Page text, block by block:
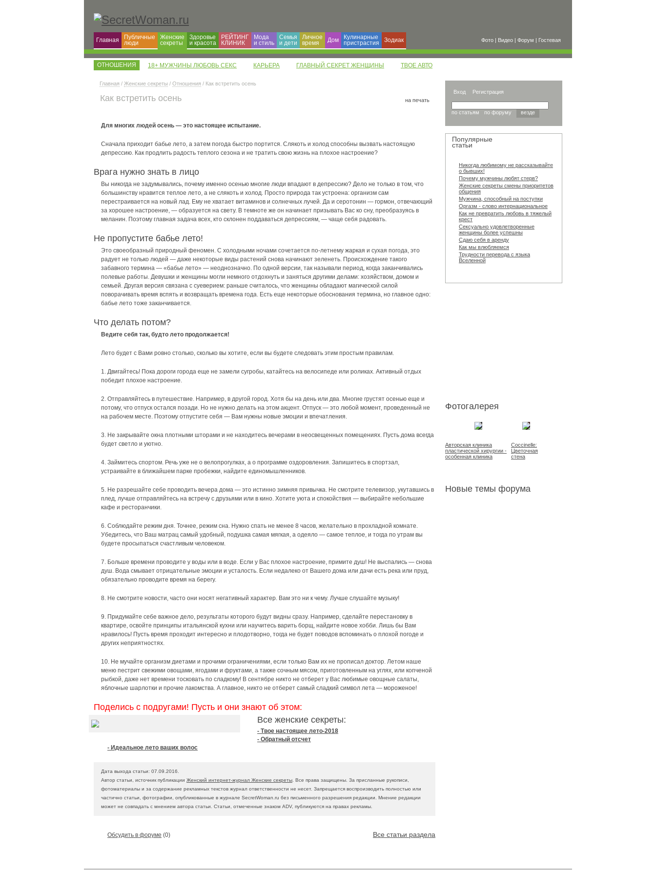
Главная
Публичные
люди
Женские
секреты
Здоровье
и красота
РЕЙТИНГ
КЛИНИК
Мода
и cтиль
Семья
и дети
Личное
время
Дом
Кулинарные
пристрастия
Зодиак Фото | Видео | Форум | Гостевая
ОТНОШЕНИЯ 18+ МУЖЧИНЫ ЛЮБОВЬ СЕКС КАРЬЕРА ГЛАВНЫЙ СЕКРЕТ ЖЕНЩИНЫ ТВОЕ АВТО
Главная / Женские секреты / Отношения / Как встретить осень
Как встретить осень на печать
Для многих людей осень — это настоящее испытание.
Сначала приходит бабье лето, а затем погода быстро портится. Слякоть и холод способны вызвать настоящую
депрессию. Как продлить радость теплого сезона и не тратить свою жизнь на плохое настроение?
Врага нужно знать в лицо
Вы никогда не задумывались, почему именно осенью многие люди впадают в депрессию? Дело не только в том, что
большинству нравится теплое лето, а не слякоть и холод. Просто природа так устроена: организм сам
перестраивается на новый лад. Ему не хватает витаминов и солнечных лучей. Да и серотонин — гормон, отвечающий
за хорошее настроение, — образуется на свету. В темноте же он начинает призывать Вас ко сну, преобразуясь в
меланин. Поэтому главная задача всех, кто склонен поддаваться депрессиям, — чаще себя радовать.
Не пропустите бабье лето!
Это своеобразный природный феномен. С холодными ночами сочетается по-летнему жаркая и сухая погода, это
радует не только людей — даже некоторые виды растений снова начинают зеленеть. Происхождение такого
забавного термина — «бабье лето» — неоднозначно. По одной версии, так называли период, когда заканчивались
полевые работы. Девушки и женщины могли немного отдохнуть и заняться другими делами: хозяйством, домом и
семьей. Другая версия связана с суеверием: раньше считалось, что женщины обладают магической силой
поворачивать время вспять и возвращать времена года. Есть еще некоторые обоснования термина, но главное одно:
бабье лето тоже заканчивается.
Что делать потом?
Ведите себя так, будто лето продолжается!
Лето будет с Вами ровно столько, сколько вы хотите, если вы будете следовать этим простым правилам.
1. Двигайтесь! Пока дороги города еще не замели сугробы, катайтесь на велосипеде или роликах. Активный отдых
победит плохое настроение.
2. Отправляйтесь в путешествие. Например, в другой город. Хотя бы на день или два. Многие грустят осенью еще и
потому, что отпуск остался позади. Но не нужно делать на этом акцент. Отпуск — это любой момент, проведенный не
на рабочем месте. Поэтому отпустите себя — Вам нужны новые эмоции и впечатления.
3. Не закрывайте окна плотными шторами и не находитесь вечерами в неосвещенных помещениях. Пусть дома всегда
будет светло и уютно.
4. Займитесь спортом. Речь уже не о велопрогулках, а о программе оздоровления. Запишитесь в спортзал,
устраивайте в ближайшем парке пробежки, найдите единомышленников.
5. Не разрешайте себе проводить вечера дома — это истинно зимняя привычка. Не смотрите телевизор, укутавшись в
плед, лучше отправляйтесь на встречу с друзьями или в кино. Хотите уюта и спокойствия — выбирайте небольшие
кафе и ресторанчики.
6. Соблюдайте режим дня. Точнее, режим сна. Нужно спать не менее 8 часов, желательно в прохладной комнате.
Убедитесь, что Ваш матрац самый удобный, подушка самая мягкая, а одеяло — самое теплое, и тогда по утрам вы
будете просыпаться счастливым человеком.
7. Больше времени проводите у воды или в воде. Если у Вас плохое настроение, примите душ! Не выспались — снова
душ. Вода смывает отрицательные эмоции и усталость. Если недалеко от Вашего дома или дачи есть река или пруд,
обязательно проводите время на берегу.
8. Не смотрите новости, часто они носят негативный характер. Вам это ни к чему. Лучше слушайте музыку!
9. Придумайте себе важное дело, результаты которого будут видны сразу. Например, сделайте перестановку в
квартире, освойте принципы итальянской кухни или научитесь варить борщ, найдите новое хобби. Лишь бы Вам
нравилось! Пусть время проходит интересно и плодотворно, тогда не будет поводов вспоминать о плохой погоде и
других неприятностях.
10. Не мучайте организм диетами и прочими ограничениями, если только Вам их не прописал доктор. Летом наше
меню пестрит свежими овощами, ягодами и фруктами, а также сочным мясом, приготовленным на углях, или копченой
рыбкой, даже нет времени тосковать по сладкому! В сентябре никто не отберет у Вас любимые овощные салаты,
яблочные шарлотки и прочие лакомства. А главное, никто не отберет самый сладкий символ лета — мороженое!
Поделись с подругами! Пусть и они знают об этом:
Все женские секреты:
- Твое настоящее лето-2018
- Обратный отсчет
- Идеальное лето ваших волос
Дата выхода статьи: 07.09.2016.
Автор статьи, источник публикации Женский интернет-журнал Женские секреты . Все права защищены. За присланные рукописи,
фотоматериалы и за содержание рекламных текстов журнал ответственности не несет. Запрещается воспроизводить полностью или
частично статьи, фотографии, опубликованные в журнале SecretWoman.ru без письменного разрешения редакции. Мнение редакции
может не совпадать с мнением автора статьи. Статьи, отмеченные знаком ADV, публикуются на правах рекламы.
Обсудить в форуме (0) Все статьи раздела
Вход Регистрация
по статьям по форуму везде
Популярные
статьи
Никогда любимому не рассказывайте
о бывших!
Почему мужчины любят стерв?
Женские секреты смены приоритетов
общения
Мужчина, способный на поступки
Оргазм - слово интернациональное
Как не превратить любовь в тяжелый
крест
Сексуально удовлетворенные
женщины более успешны
Сдаю себя в аренду
Как мы влюбляемся
Трудности перевода с языка
Вселенной
Фотогалерея
Авторская клиника
пластической хирургии -
особенная клиника
Coccinelle:
Цветочная
стена
Новые темы форума